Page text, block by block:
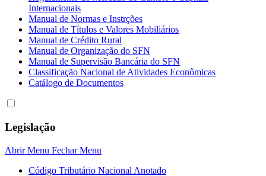
Internacionais
Manual de Normas e Instrções
Manual de Títulos e Valores Mobiliários
Manual de Crédito Rural
Manual de Organização do SFN
Manual de Supervisão Bancária do SFN
Classificação Nacional de Atividades Econômicas
Catálogo de Documentos
Legislação
Abrir Menu Fechar Menu
Código Tributário Nacional Anotado